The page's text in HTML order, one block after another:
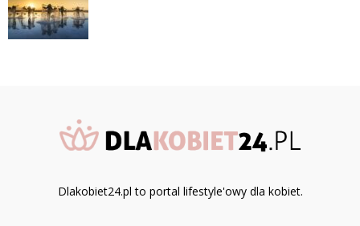
Dlakobiet24.pl to portal lifestyle'owy dla kobiet.